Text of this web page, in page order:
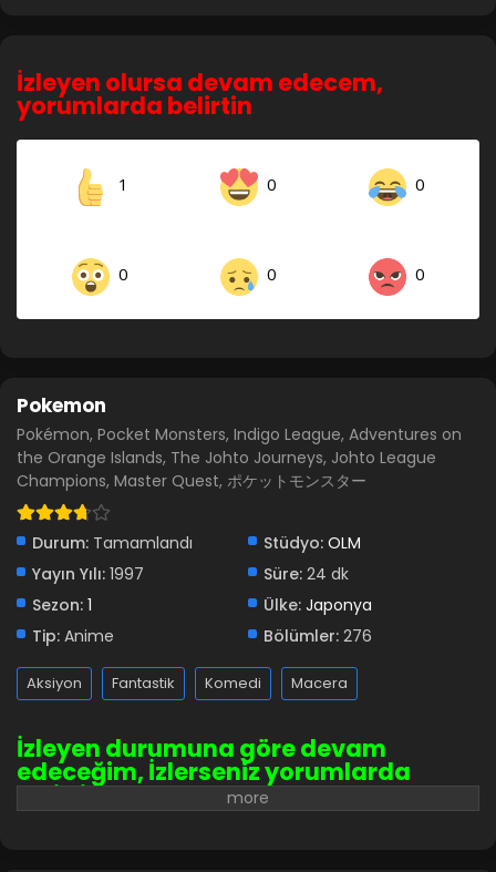
İzleyen olursa devam edecem,
yorumlarda belirtin
1 0 0
0 0 0
Pokemon
Pokémon, Pocket Monsters, Indigo League, Adventures on
the Orange Islands, The Johto Journeys, Johto League
Champions, Master Quest, ポケットモンスター
Durum: Tamamlandı Stüdyo: OLM
Yayın Yılı: 1997 Süre: 24 dk
Sezon: 1 Ülke: Japonya
Tip: Anime Bölümler: 276
Aksiyon Fantastik Komedi Macera
İzleyen durumuna göre devam
edeceğim, İzlerseniz yorumlarda
belirtin.